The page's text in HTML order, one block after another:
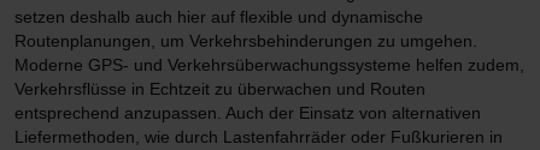
setzen deshalb auch hier auf flexible und dynamische
Routenplanungen, um Verkehrsbehinderungen zu umgehen.
Moderne GPS- und Verkehrsüberwachungssysteme helfen zudem,
Verkehrsflüsse in Echtzeit zu überwachen und Routen
entsprechend anzupassen. Auch der Einsatz von alternativen
Liefermethoden, wie durch Lastenfahrräder oder Fußkurieren in